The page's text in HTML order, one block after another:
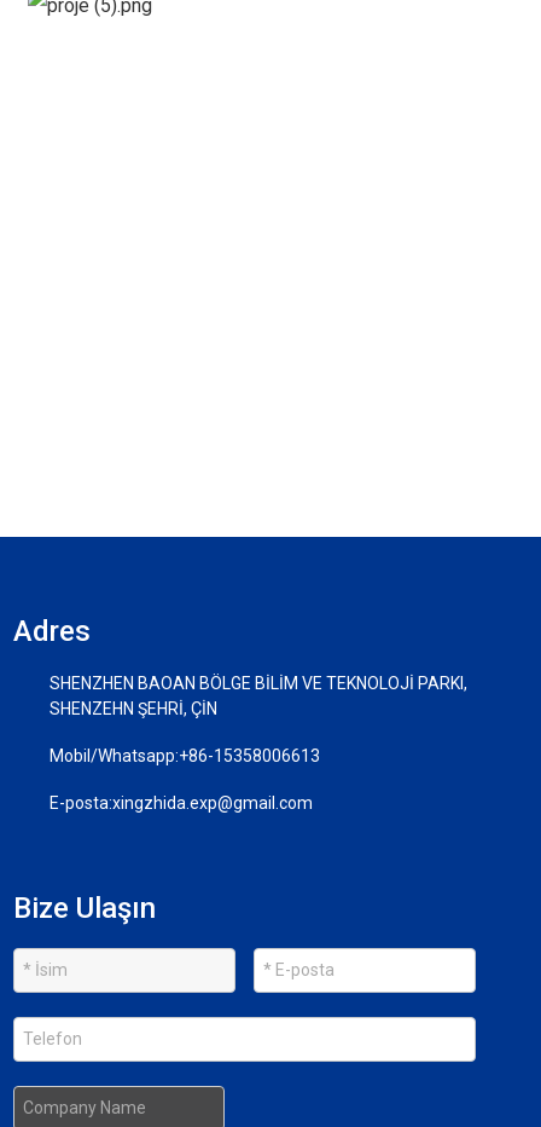
Adres
SHENZHEN BAOAN BÖLGE BİLİM VE TEKNOLOJİ PARKI,
SHENZEHN ŞEHRİ, ÇİN
Mobil/Whatsapp:+86-15358006613
E-posta:xingzhida.exp@gmail.com
Bize Ulaşın